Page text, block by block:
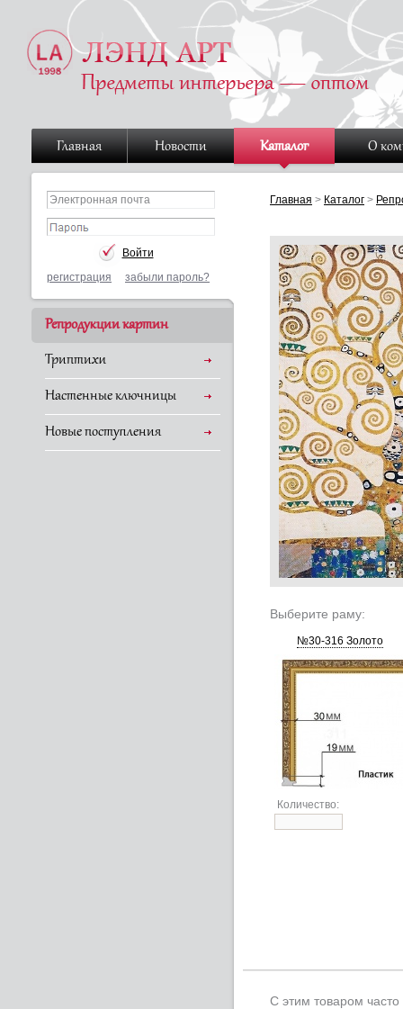
Главная Новости Каталог О
регистрация забыли пароль?
Репродукции картин
Триптихи
Настенные ключницы
Новые поступления
Главная > Каталог >
Выберите раму:
№30-316 Золото
Количество:
С этим товаром часто